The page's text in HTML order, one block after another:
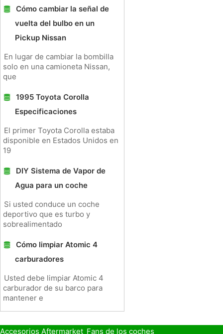
Cómo cambiar la señal de
vuelta del bulbo en un
Pickup Nissan
En lugar de cambiar la bombilla
solo en una camioneta Nissan,
que
1995 Toyota Corolla
Especificaciones
El primer Toyota Corolla estaba
disponible en Estados Unidos en
19
DIY Sistema de Vapor de
Agua para un coche
Si usted conduce un coche
deportivo que es turbo y
sobrealimentado
Cómo limpiar Atomic 4
carburadores
Usted debe limpiar Atomic 4
carburador de su barco para
mantener e
Accesorios Aftermarket Fans de los coches